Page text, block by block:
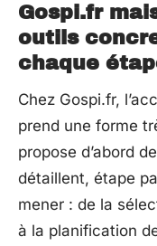
Gospi.fr
outils
chaque
Chez Gospi.fr,
prend une forme
propose d’abord
détaillent, étape
mener : de la
à la planification